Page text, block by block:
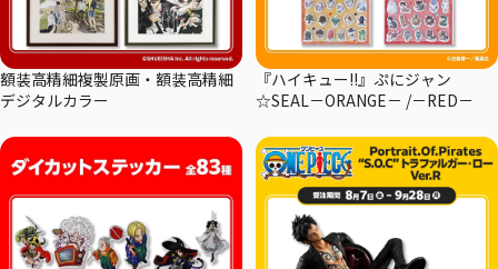
額装高精細複製原画・額装高精細
デジタルカラー
『ハイキュー!!』ぷにジャン
☆SEAL－ORANGE－ /－RED－